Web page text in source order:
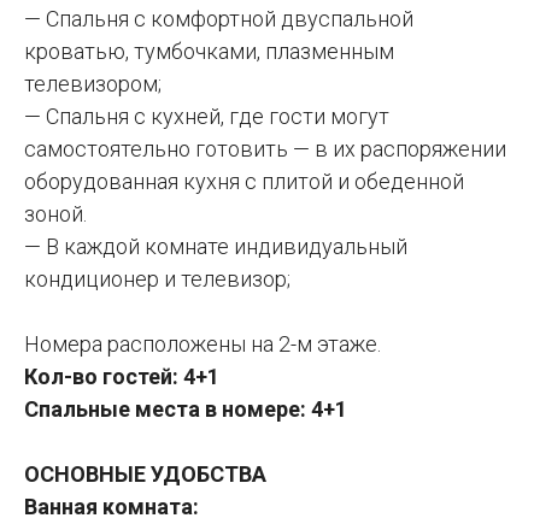
— Спальня с комфортной двуспальной
кроватью, тумбочками, плазменным
телевизором;
— Спальня с кухней, где гости могут
самостоятельно готовить — в их распоряжении
оборудованная кухня с плитой и обеденной
зоной.
— В каждой комнате индивидуальный
кондиционер и телевизор;
Номера расположены на 2-м этаже.
Кол-во гостей: 4+1
Спальные места в номере: 4+1
ОСНОВНЫЕ УДОБСТВА
Ванная комната: